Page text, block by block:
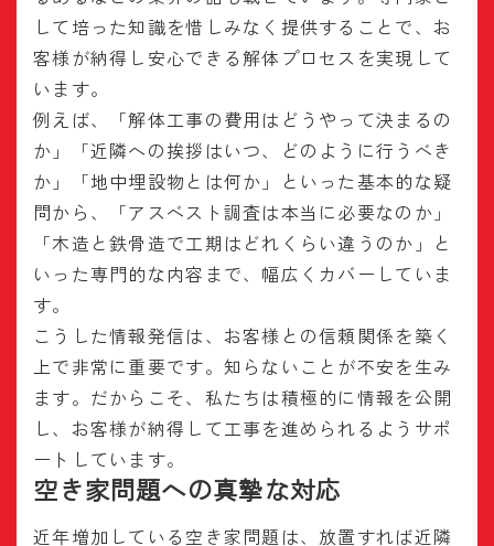
して培った知識を惜しみなく提供することで、お
客様が納得し安心できる解体プロセスを実現して
います。
例えば、「解体工事の費用はどうやって決まるの
か」「近隣への挨拶はいつ、どのように行うべき
か」「地中埋設物とは何か」といった基本的な疑
問から、「アスベスト調査は本当に必要なのか」
「木造と鉄骨造で工期はどれくらい違うのか」と
いった専門的な内容まで、幅広くカバーしていま
す。
こうした情報発信は、お客様との信頼関係を築く
上で非常に重要です。知らないことが不安を生み
ます。だからこそ、私たちは積極的に情報を公開
し、お客様が納得して工事を進められるようサポ
ートしています。
空き家問題への真摯な対応
近年増加している空き家問題は、放置すれば近隣